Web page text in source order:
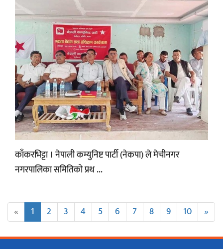
काँकरभिट्टा । नेपाली कम्युनिष्ट पार्टी (नेकपा) ले मेचीनगर
नगरपालिका समितिको प्रथ ...
« 1 2 3 4 5 6 7 8 9 10 »